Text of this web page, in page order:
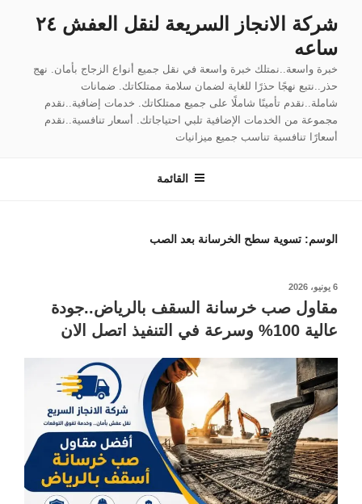
المحتوى
شركة الانجاز السريعة لنقل العفش ٢٤
ساعه
خبرة واسعة..نمتلك خبرة واسعة في نقل جميع أنواع الزجاج بأمان. نهج
حذر..نتبع نهجًا حذرًا للغاية لضمان سلامة ممتلكاتك. ضمانات
شاملة..نقدم تأمينًا شاملًا على جميع ممتلكاتك. خدمات إضافية..نقدم
مجموعة من الخدمات الإضافية تلبي احتياجاتك. أسعار تنافسية..نقدم
أسعارًا تنافسية تناسب جميع ميزانيات
القائمة
الوسم: تسوية سطح الخرسانة بعد الصب
نُشر
6 يونيو، 2026
مقاول صب خرسانة السقف بالرياض..جودة
عالية 100% وسرعة في التنفيذ اتصل الان